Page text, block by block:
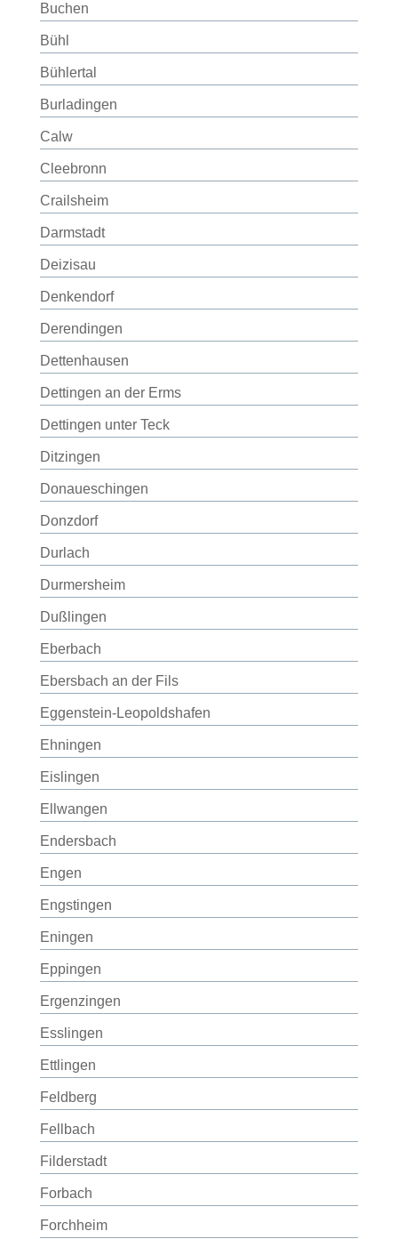
Buchen
Bühl
Bühlertal
Burladingen
Calw
Cleebronn
Crailsheim
Darmstadt
Deizisau
Denkendorf
Derendingen
Dettenhausen
Dettingen an der Erms
Dettingen unter Teck
Ditzingen
Donaueschingen
Donzdorf
Durlach
Durmersheim
Dußlingen
Eberbach
Ebersbach an der Fils
Eggenstein-Leopoldshafen
Ehningen
Eislingen
Ellwangen
Endersbach
Engen
Engstingen
Eningen
Eppingen
Ergenzingen
Esslingen
Ettlingen
Feldberg
Fellbach
Filderstadt
Forbach
Forchheim